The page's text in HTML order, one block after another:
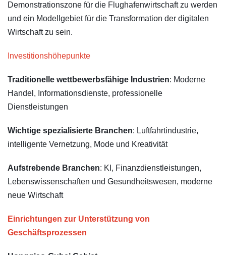
Demonstrationszone für die Flughafenwirtschaft zu werden
und ein Modellgebiet für die Transformation der digitalen
Wirtschaft zu sein.
Investitionshöhepunkte
Traditionelle wettbewerbsfähige Industrien: Moderne
Handel, Informationsdienste, professionelle
Dienstleistungen
Wichtige spezialisierte Branchen: Luftfahrtindustrie,
intelligente Vernetzung, Mode und Kreativität
Aufstrebende Branchen: KI, Finanzdienstleistungen,
Lebenswissenschaften und Gesundheitswesen, moderne
neue Wirtschaft
Einrichtungen zur Unterstützung von
Geschäftsprozessen